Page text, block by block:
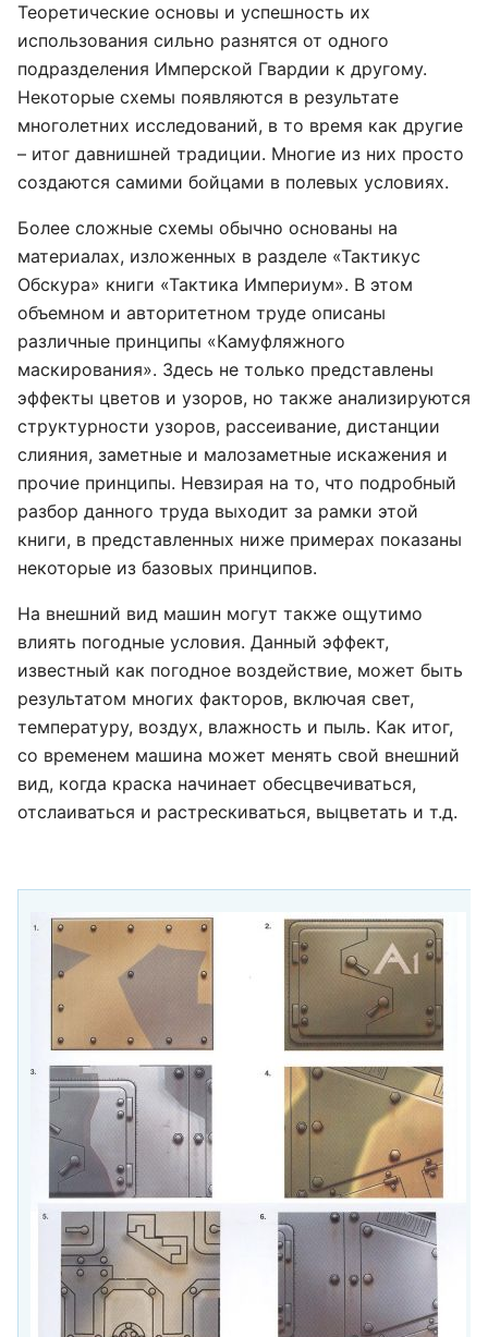
Теоретические основы и успешность их
использования сильно разнятся от одного
подразделения Имперской Гвардии к другому.
Некоторые схемы появляются в результате
многолетних исследований, в то время как другие
– итог давнишней традиции. Многие из них просто
создаются самими бойцами в полевых условиях.
Более сложные схемы обычно основаны на
материалах, изложенных в разделе «Тактикус
Обскура» книги «Тактика Империум». В этом
объемном и авторитетном труде описаны
различные принципы «Камуфляжного
маскирования». Здесь не только представлены
эффекты цветов и узоров, но также анализируются
структурности узоров, рассеивание, дистанции
слияния, заметные и малозаметные искажения и
прочие принципы. Невзирая на то, что подробный
разбор данного труда выходит за рамки этой
книги, в представленных ниже примерах показаны
некоторые из базовых принципов.
На внешний вид машин могут также ощутимо
влиять погодные условия. Данный эффект,
известный как погодное воздействие, может быть
результатом многих факторов, включая свет,
температуру, воздух, влажность и пыль. Как итог,
со временем машина может менять свой внешний
вид, когда краска начинает обесцвечиваться,
отслаиваться и растрескиваться, выцветать и т.д.